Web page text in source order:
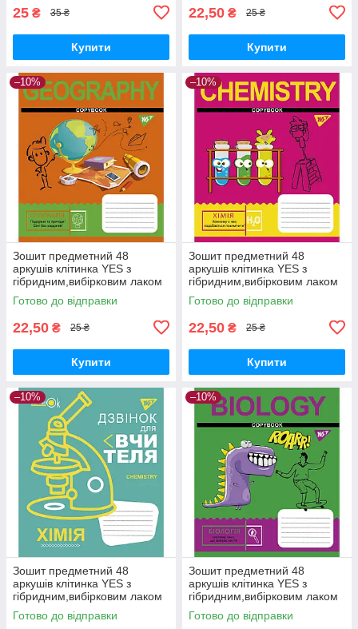
25 ₴ 35 ₴
Купити
22,50 ₴ 25 ₴
Купити
–10%
Зошит предметний 48
аркушів клітинка YES з
гібридним,вибірковим лаком
ГЕОГРАФІЯ (Cool school
subjects)
Готово до відправки
22,50 ₴ 25 ₴
Купити
–10%
Зошит предметний 48
аркушів клітинка YES з
гібридним,вибірковим лаком
ХІМІЯ (Cool school subjects)
Готово до відправки
22,50 ₴ 25 ₴
Купити
–10%
Зошит предметний 48
аркушів клітинка YES з
гібридним,вибірковим лаком
ХІМІЯ (Fun school subjects)
Готово до відправки
–10%
Зошит предметний 48
аркушів клітинка YES з
гібридним,вибірковим лаком
БІОЛОГІЯ (Cool school
subjects)
Готово до відправки